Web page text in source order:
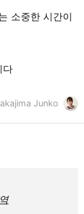
소중한 시간이
다
Junko